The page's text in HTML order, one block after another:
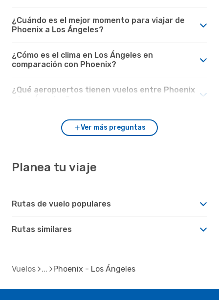
¿Cuándo es el mejor momento para viajar de
Phoenix a Los Ángeles?
¿Cómo es el clima en Los Ángeles en
comparación con Phoenix?
¿Qué aeropuertos tienen vuelos entre Phoenix
Ver más preguntas
Planea tu viaje
Rutas de vuelo populares
Rutas similares
Vuelos Phoenix - Los Ángeles